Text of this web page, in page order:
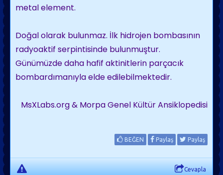
metal element.
Doğal olarak bulunmaz. İlk hidrojen bombasının
radyoaktif serpintisinde bulunmuştur.
Günümüzde daha hafif aktinitlerin parçacık
bombardımanıyla elde edilebilmektedir.
MsXLabs.org & Morpa Genel Kültür Ansiklopedisi
BEĞEN Paylaş Paylaş
Cevapla